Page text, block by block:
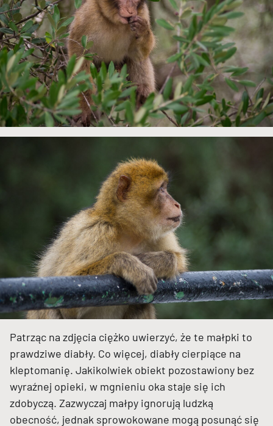
Patrząc na zdjęcia ciężko uwierzyć, że te małpki to
prawdziwe diabły. Co więcej, diabły cierpiące na
kleptomanię. Jakikolwiek obiekt pozostawiony bez
wyraźnej opieki, w mgnieniu oka staje się ich
zdobyczą. Zazwyczaj małpy ignorują ludzką
obecność, jednak sprowokowane mogą posunąć się